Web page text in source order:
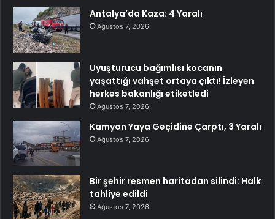
Antalya’da Kaza: 4 Yaralı
Ağustos 7, 2026
Uyuşturucu bağımlısı kocanın
yaşattığı vahşet ortaya çıktı! İzleyen
herkes bakanlığı etiketledi
Ağustos 7, 2026
Kamyon Yaya Geçidine Çarptı, 3 Yaralı
Ağustos 7, 2026
Bir şehir resmen haritadan silindi: Halk
tahliye edildi
Ağustos 7, 2026